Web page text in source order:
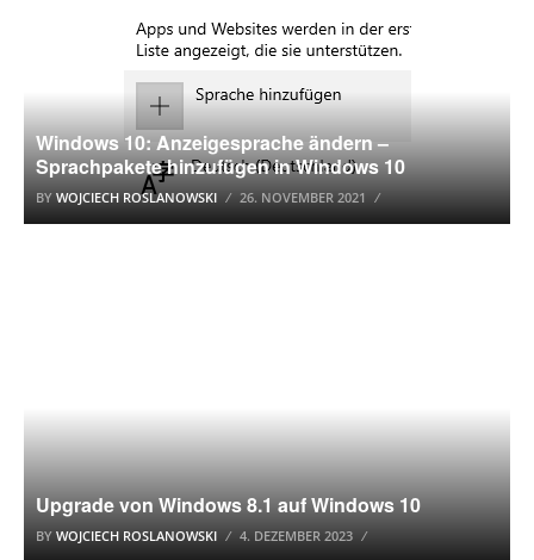
Windows 10: Anzeigesprache ändern –
Sprachpakete hinzufügen in Windows 10
BY WOJCIECH ROSLANOWSKI 26. NOVEMBER 2021
Upgrade von Windows 8.1 auf Windows 10
BY WOJCIECH ROSLANOWSKI 4. DEZEMBER 2023